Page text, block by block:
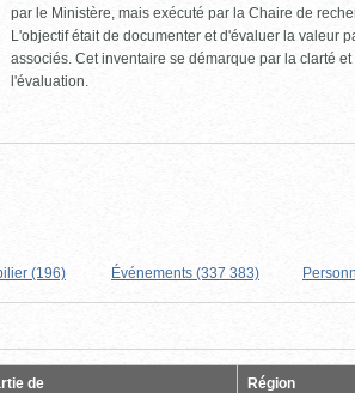
par le Ministère, mais exécuté par la Chaire de
L'objectif était de documenter et d'évaluer la valeur
associés. Cet inventaire se démarque par la clarté
l'évaluation.
(196) Événements (337 383)
de Région